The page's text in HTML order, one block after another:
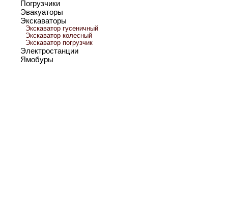
Погрузчики
Эвакуаторы
Экскаваторы
Экскаватор гусеничный
Экскаватор колесный
Экскаватор погрузчик
Электростанции
Ямобуры